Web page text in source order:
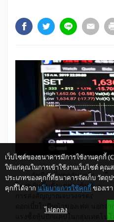
ดัชนีหุ้นไทยกลับมายืนเหนือ
ไทยขยับขึ้นตั้งแต่ช่วงต้นสัปดาห์
ดอกเบี้ยในปีหน้าของเฟด นอกจา
เว็บไซต์ของธนาคารมีการใช้งานคุกกี้
ให้แก่คุณในการเข้าใช้งานเว็บไซต์ คุณ
ประเภทของคุกกี้ที่ธนาคารจัดเก็บ วัตถุ
คุกกี้ได้จาก นโยบายการใช้คุกกี้ของเรา
ไม่ตกลง
ให้